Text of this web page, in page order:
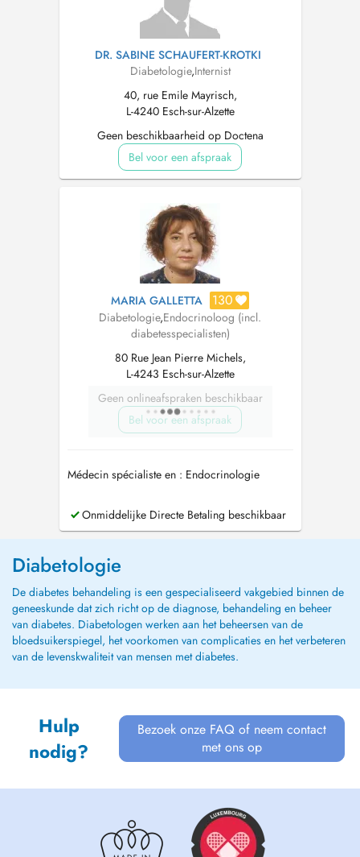
DR. SABINE SCHAUFERT-KROTKI
Diabetologie,Internist
40, rue Emile Mayrisch,
L-4240 Esch-sur-Alzette
Geen beschikbaarheid op Doctena
Bel voor een afspraak
MARIA GALLETTA 130
Diabetologie,Endocrinoloog (incl.
diabetesspecialisten)
80 Rue Jean Pierre Michels,
L-4243 Esch-sur-Alzette
Geen onlineafspraken beschikbaar
Bel voor een afspraak
Médecin spécialiste en : Endocrinologie
Onmiddelijke Directe Betaling beschikbaar
Diabetologie
De diabetes behandeling is een gespecialiseerd vakgebied binnen de
geneeskunde dat zich richt op de diagnose, behandeling en beheer
van diabetes. Diabetologen werken aan het beheersen van de
bloedsuikerspiegel, het voorkomen van complicaties en het verbeteren
van de levenskwaliteit van mensen met diabetes.
Hulp
nodig?
Bezoek onze FAQ of neem contact
met ons op